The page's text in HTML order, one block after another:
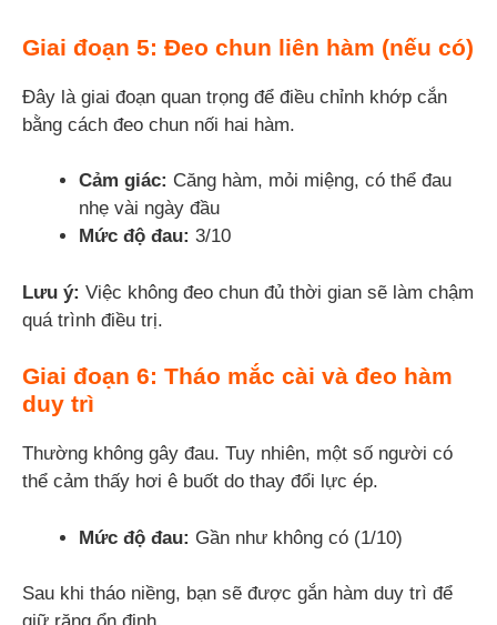
Giai đoạn 5: Đeo chun liên hàm (nếu có)
Đây là giai đoạn quan trọng để điều chỉnh khớp cắn
bằng cách đeo chun nối hai hàm.
Cảm giác: Căng hàm, mỏi miệng, có thể đau
nhẹ vài ngày đầu
Mức độ đau: 3/10
Lưu ý: Việc không đeo chun đủ thời gian sẽ làm chậm
quá trình điều trị.
Giai đoạn 6: Tháo mắc cài và đeo hàm
duy trì
Thường không gây đau. Tuy nhiên, một số người có
thể cảm thấy hơi ê buốt do thay đổi lực ép.
Mức độ đau: Gần như không có (1/10)
Sau khi tháo niềng, bạn sẽ được gắn hàm duy trì để